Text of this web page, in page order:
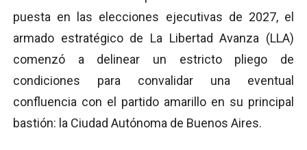
puesta en las elecciones ejecutivas de 2027, el
armado estratégico de La Libertad Avanza (LLA)
comenzó a delinear un estricto pliego de
condiciones para convalidar una eventual
confluencia con el partido amarillo en su principal
bastión: la Ciudad Autónoma de Buenos Aires.